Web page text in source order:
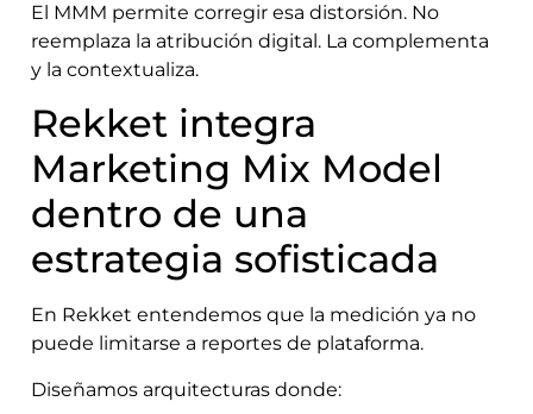
El MMM permite corregir esa distorsión. No
reemplaza la atribución digital. La complementa
y la contextualiza.
Rekket integra
Marketing Mix Model
dentro de una
estrategia sofisticada
En Rekket entendemos que la medición ya no
puede limitarse a reportes de plataforma.
Diseñamos arquitecturas donde: